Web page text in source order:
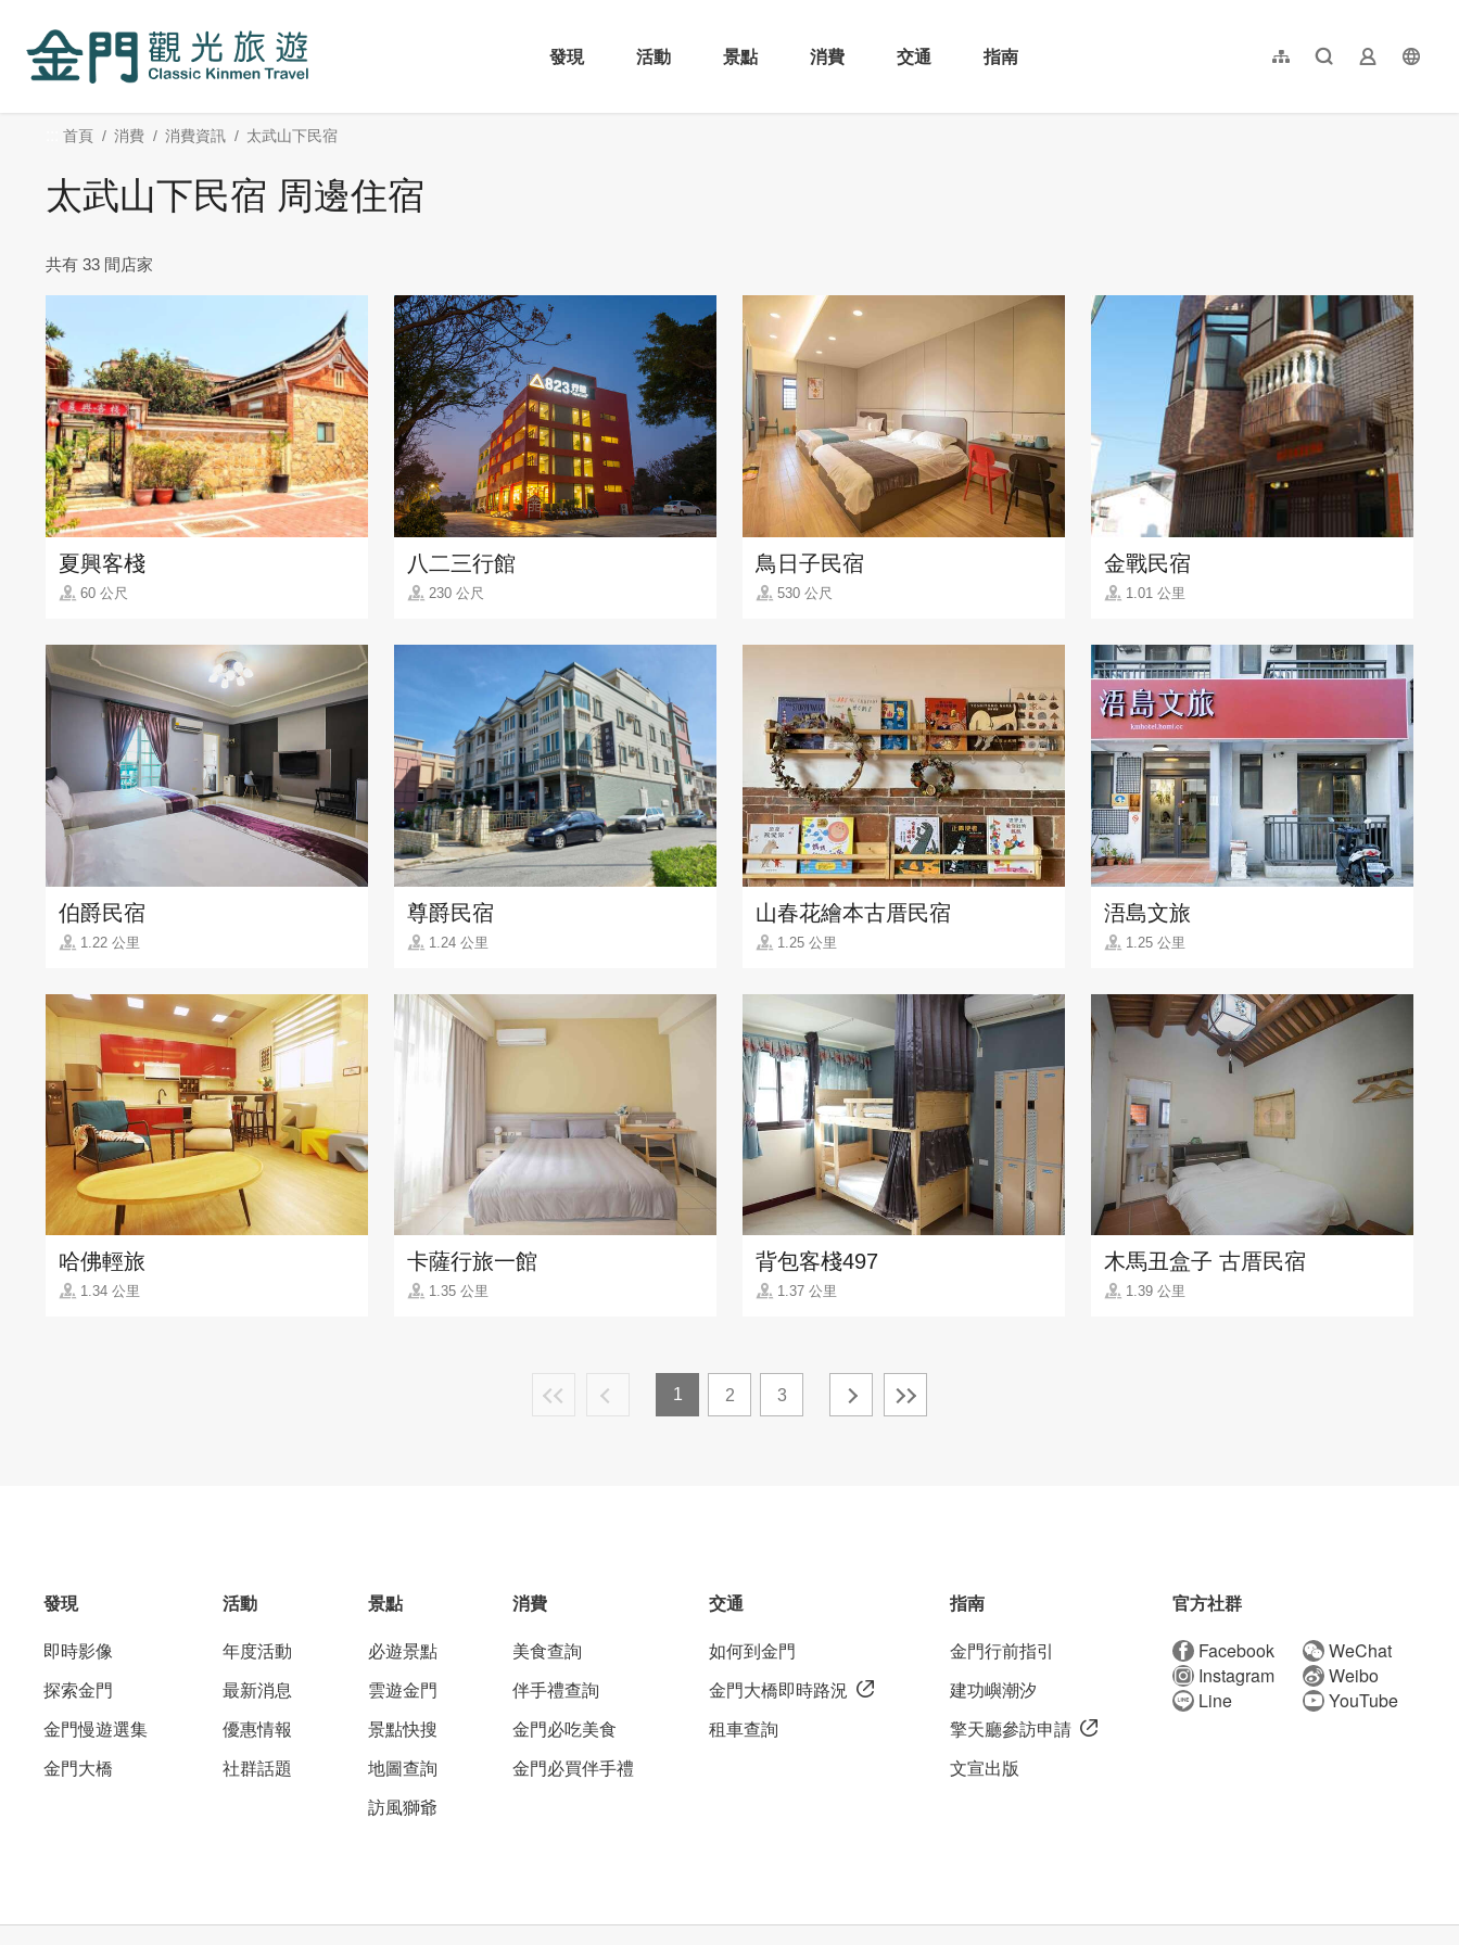
內
發現
活動 景點 消費 交通 指南 網站導覽全文檢索業者登入
简体中文
首頁 消費 消費資訊 太武山下民宿
太武山下民宿 周邊住宿
共有 33 間店家
夏興客棧
60 公尺
八二三行館
230 公尺
鳥日子民宿
530 公尺
金戰民宿
1.01 公里
伯爵民宿
1.22 公里
尊爵民宿
1.24 公里
山春花繪本古厝民宿
1.25 公里
浯島文旅
1.25 公里
哈佛輕旅
1.34 公里
卡薩行旅一館
1.35 公里
背包客棧497
1.37 公里
木馬丑盒子 古厝民宿
1.39 公里
1 2 3
發現
即時影像
探索金門
金門慢遊選集
金門大橋
活動
年度活動
最新消息
優惠情報
社群話題
景點
必遊景點
雲遊金門
景點快搜
地圖查詢
訪風獅爺
消費
美食查詢
伴手禮查詢
金門必吃美食
金門必買伴手禮
交通
如何到金門
金門大橋即時路況
租車查詢
指南
金門行前指引
建功嶼潮汐
擎天廳參訪申請
文宣出版
官方社群
Facebook
WeChat
Instagram
Weibo
Line
YouTube